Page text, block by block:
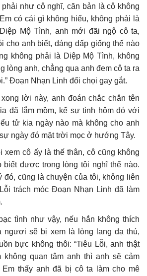
phải như cô nghĩ, căn bản là cô không
có cái gì không hiểu, không phải là
Mộ Tình, anh mới đãi ngộ cô ta,
cho anh biết, dáng dấp giống thế nào
không phải là Diệp Mộ Tình, không
lòng anh, chẳng qua anh đem cô ta ra
Đoạn Nhạn Linh đối chọi gay gắt.
lời này, anh đoán chắc chắn tên
đã lắm mồm, kể sự tình hôm đó với
tử kia ngày nào mà không cho anh
ngày đó mặt trời mọc ở hướng Tây.
xem cô ấy là thế thân, cô cũng không
biết được trong lòng tôi nghĩ thế nào.
đó, cũng là chuyện của tôi, không liên
trách móc Đoạn Nhạn Linh đã làm
tình như vậy, nếu hắn không thích
ngươi sẽ bị xem là lòng lang dạ thú,
bực không thôi: “Tiêu Lỗi, anh thật
không quan tâm anh thì anh sẽ cảm
thấy anh đã bị cô ta làm cho mê